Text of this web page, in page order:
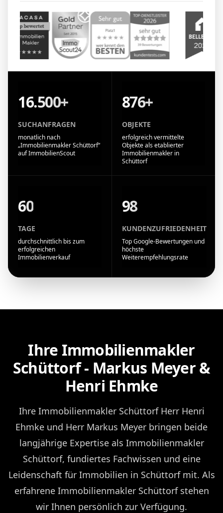
16.500+
SUCHANFRAGEN
monatlich nach
„Immobilienmakler Schüttorf“
auf ImmobilienScout
876+
OBJEKTE
erfolgreich vermittelte
Objekte als etablierter
Immobilienmakler in
Schüttorf
60
TAGE
durchschnittlich bis zum
erfolgreichen
Immobilienverkauf
98
KUNDENZUFRIEDENHEIT
Top Google-Bewertungen und
höchste
Weiterempfehlungsrate
Ihre Immobilienmakler
Schüttorf - Markus Meyer &
Henri Ehmke
Ihre Immobilienmakler Schüttorf Herr Henri
Ehmke und Herr Markus Meyer bringen beide
langjährige Expertise als Immobilienmakler
Schüttorf, fundiertes Fachwissen und eine
Leidenschaft für Immobilien in Schüttorf mit. Als
erfahrene Immobilienmakler Schüttorf stehen
wir Ihnen persönlich zur Verfügung.